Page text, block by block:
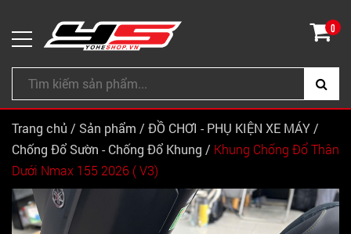
0
Trang chủ / Sản phẩm / ĐỒ CHƠI - PHỤ KIỆN XE MÁY /
Chống Đổ Sườn - Chống Đổ Khung / Khung Chống Đổ Thân
Dưới Nmax 155 2026 ( V3)